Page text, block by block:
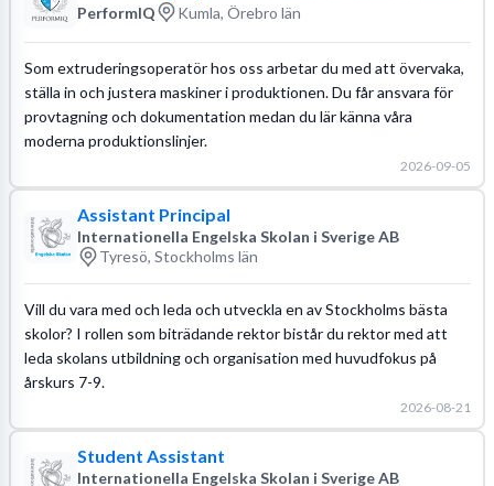
PerformIQ Kumla, Örebro län
Som extruderingsoperatör hos oss arbetar du med att övervaka,
ställa in och justera maskiner i produktionen. Du får ansvara för
provtagning och dokumentation medan du lär känna våra
moderna produktionslinjer.
2026-09-05
Assistant Principal
Internationella Engelska Skolan i Sverige AB
Tyresö, Stockholms län
Vill du vara med och leda och utveckla en av Stockholms bästa
skolor? I rollen som biträdande rektor bistår du rektor med att
leda skolans utbildning och organisation med huvudfokus på
årskurs 7-9.
2026-08-21
Student Assistant
Internationella Engelska Skolan i Sverige AB